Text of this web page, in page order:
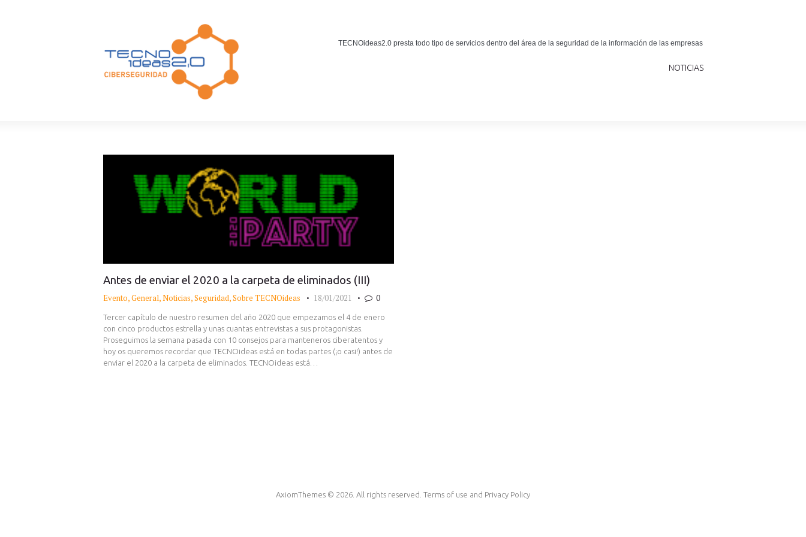
TECNOideas2.0 presta todo tipo de servicios dentro del área de la seguridad de la información de las empresas
NOTICIAS
Noticias tecnológicas.
Antes de enviar el 2020 a la carpeta de eliminados (III)
Evento,General,Noticias,Seguridad,Sobre TECNOideas 18/01/2021 0
Tercer capítulo de nuestro resumen del año 2020 que empezamos el 4 de enero
con cinco productos estrella y unas cuantas entrevistas a sus protagonistas.
Proseguimos la semana pasada con 10 consejos para manteneros ciberatentos y
hoy os queremos recordar que TECNOideas está en todas partes (¡o casi!) antes de
enviar el 2020 a la carpeta de eliminados. TECNOideas está…
AxiomThemes © 2026. All rights reserved. Terms of use and Privacy Policy